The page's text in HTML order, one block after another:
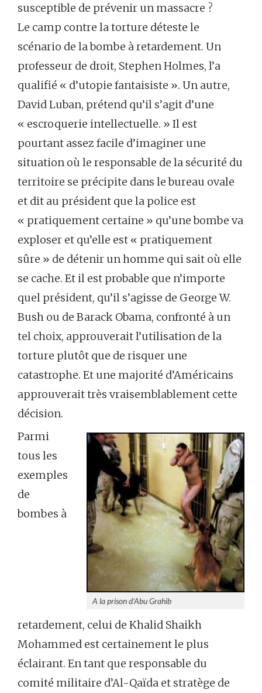
susceptible de prévenir un massacre ?
Le camp contre la torture déteste le
scénario de la bombe à retardement. Un
professeur de droit, Stephen Holmes, l’a
qualifié « d’utopie fantaisiste ». Un autre,
David Luban, prétend qu’il s’agit d’une
« escroquerie intellectuelle. » Il est
pourtant assez facile d’imaginer une
situation où le responsable de la sécurité du
territoire se précipite dans le bureau ovale
et dit au président que la police est
« pratiquement certaine » qu’une bombe va
exploser et qu’elle est « pratiquement
sûre » de détenir un homme qui sait où elle
se cache. Et il est probable que n’importe
quel président, qu’il s’agisse de George W.
Bush ou de Barack Obama, confronté à un
tel choix, approuverait l’utilisation de la
torture plutôt que de risquer une
catastrophe. Et une majorité d’Américains
approuverait très vraisemblablement cette
décision.
A la prison d’Abu Grahib
Parmi
tous les
exemples
de
bombes à
retardement, celui de Khalid Shaikh
Mohammed est certainement le plus
éclairant. En tant que responsable du
comité militaire d’Al-Qaïda et stratège de